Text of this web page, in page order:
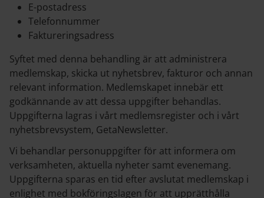
E-postadress
Telefonnummer
Faktureringsadress
Syftet med denna behandling är att administrera
medlemskap, skicka ut nyhetsbrev, fakturor och annan
relevant information. Medlemskapet innebär ett
godkännande av att dessa uppgifter behandlas.
Uppgifterna lagras i vårt medlemsregister och i vårt
nyhetsbrevsystem, GetaNewsletter.
Vi behandlar personuppgifter för att informera om
verksamheten, aktuella nyheter samt evenemang.
Uppgifterna sparas en tid efter avslutat medlemskap i
enlighet med bokföringslagen för att upprätthålla